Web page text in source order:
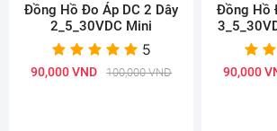
Đồng Hồ Đo Áp DC 2 Dây
2_5_30VDC Mini
5
90,000 VND 100,000 VND
Đồng Hồ
90,000